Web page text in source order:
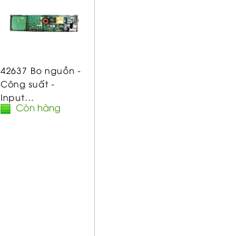
42637 Bo nguồn -
Công suất -
Input...
Còn hàng